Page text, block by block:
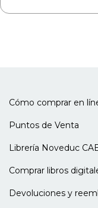
Cómo comprar en
Puntos de Venta
Librería Noveduc
Comprar libros
Devoluciones y